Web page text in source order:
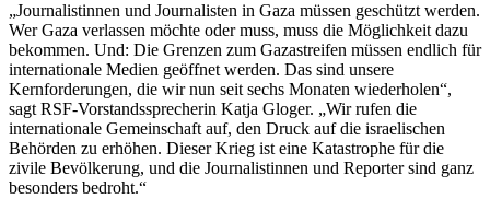
„Journalistinnen und Journalisten in Gaza müssen geschützt werden.
Wer Gaza verlassen möchte oder muss, muss die Möglichkeit dazu
bekommen. Und: Die Grenzen zum Gazastreifen müssen endlich für
internationale Medien geöffnet werden. Das sind unsere
Kernforderungen, die wir nun seit sechs Monaten wiederholen“,
sagt RSF-Vorstandssprecherin Katja Gloger. „Wir rufen die
internationale Gemeinschaft auf, den Druck auf die israelischen
Behörden zu erhöhen. Dieser Krieg ist eine Katastrophe für die
zivile Bevölkerung, und die Journalistinnen und Reporter sind ganz
besonders bedroht.“